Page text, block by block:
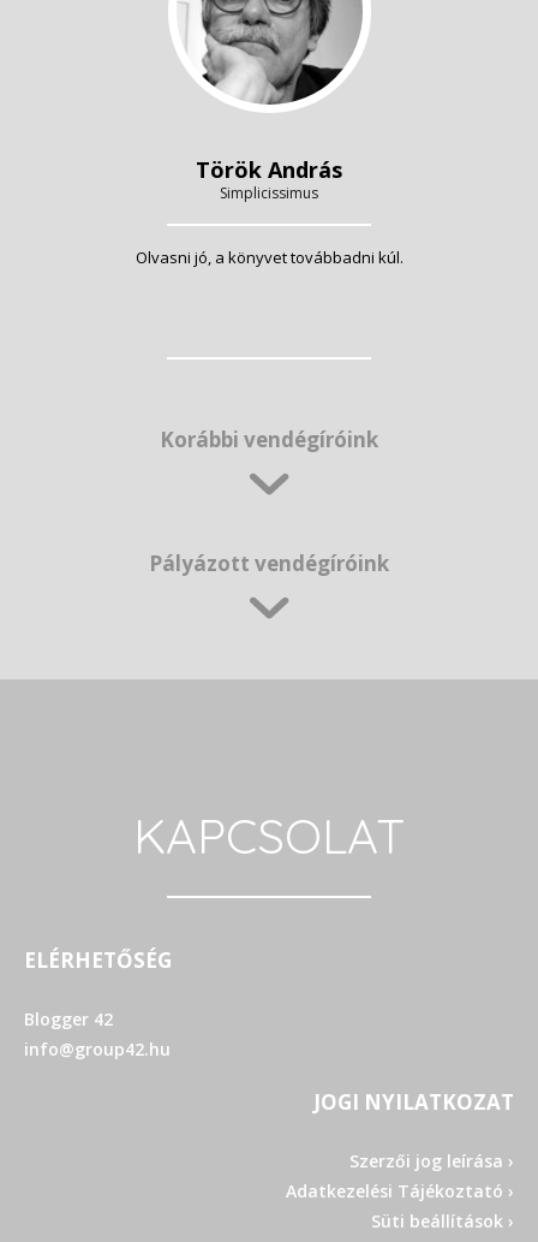
Török András
Simplicissimus
Olvasni jó, a könyvet továbbadni kúl.
Korábbi vendégíróink
Pályázott vendégíróink
KAPCSOLAT
ELÉRHETŐSÉG
Blogger 42
info@group42.hu
JOGI NYILATKOZAT
Szerzői jog leírása ›
Adatkezelési Tájékoztató ›
Süti beállítások ›